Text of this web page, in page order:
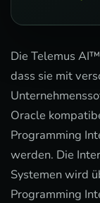
Die Telemus
dass sie mit
Oracle
Programming
werden. Die
Systemen wird
Programming